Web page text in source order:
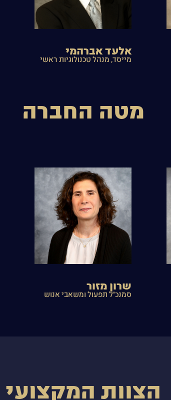
אלעד אברהמי
מייסד, מנהל טכנולוגיות ראשי
מטה החברה
שרון מזור
סמנכ"ל תפעול ומשאבי אנוש
הצוות המקצועי